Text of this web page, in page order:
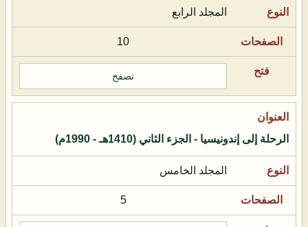
المجلد الرابع
10
تصفح
الرحلة إلى إندونيسيا - الجزء الثاني (1410هـ - 1990م)
المجلد الخامس
5